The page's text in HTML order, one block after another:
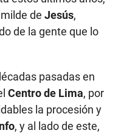
de Jesús,
de la gente que lo
pasadas en
Centro de Lima, por
la procesión y
, y al lado de este,